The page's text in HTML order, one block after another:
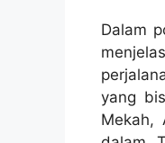
Dalam
yang
Mekah,